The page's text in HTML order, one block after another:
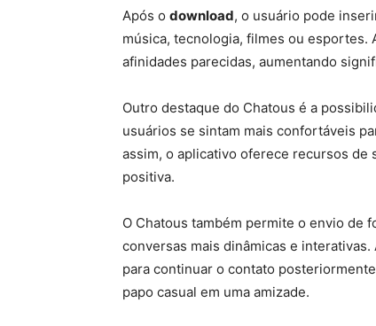
Após o download, o usuário pode
música, tecnologia, filmes ou esportes.
afinidades parecidas, aumentando
Outro destaque do Chatous é a
usuários se sintam mais confortáveis
assim, o aplicativo oferece recursos de
positiva.
O Chatous também permite o envio de
conversas mais dinâmicas e
para continuar o contato
papo casual em uma amizade.